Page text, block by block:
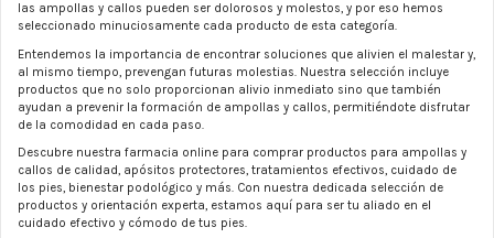
las ampollas y callos pueden ser dolorosos y molestos, y por eso hemos
seleccionado minuciosamente cada producto de esta categoría.
Entendemos la importancia de encontrar soluciones que alivien el malestar y,
al mismo tiempo, prevengan futuras molestias. Nuestra selección incluye
productos que no solo proporcionan alivio inmediato sino que también
ayudan a prevenir la formación de ampollas y callos, permitiéndote disfrutar
de la comodidad en cada paso.
Descubre nuestra farmacia online para comprar productos para ampollas y
callos de calidad, apósitos protectores, tratamientos efectivos, cuidado de
los pies, bienestar podológico y más. Con nuestra dedicada selección de
productos y orientación experta, estamos aquí para ser tu aliado en el
cuidado efectivo y cómodo de tus pies.